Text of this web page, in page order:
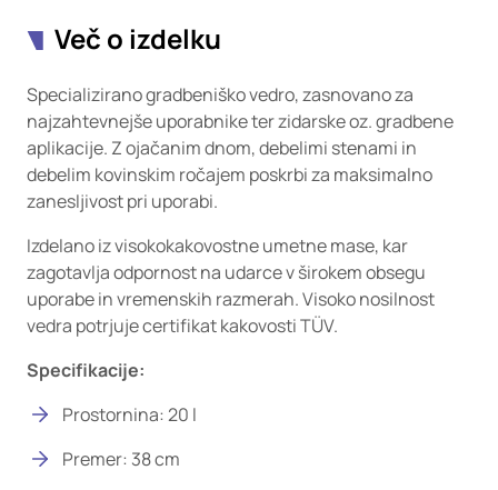
Več o izdelku
Specializirano gradbeniško vedro, zasnovano za
najzahtevnejše uporabnike ter zidarske oz. gradbene
aplikacije. Z ojačanim dnom, debelimi stenami in
debelim kovinskim ročajem poskrbi za maksimalno
zanesljivost pri uporabi.
Izdelano iz visokokakovostne umetne mase, kar
zagotavlja odpornost na udarce v širokem obsegu
uporabe in vremenskih razmerah. Visoko nosilnost
vedra potrjuje certifikat kakovosti TÜV.
Specifikacije:
Prostornina: 20 l
Premer: 38 cm